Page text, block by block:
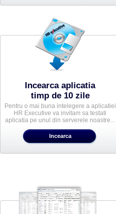
Incearca aplicatia
timp de 10 zile
Pentru o mai buna intelegere a aplicatiei
HR Executive va invitam sa testati
aplicatia pe unul din serverele noastre...